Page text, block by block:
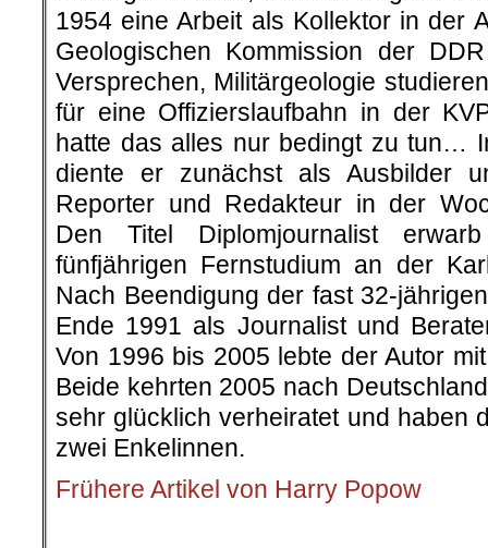
1954 eine Arbeit als Kollektor in der
Geologischen Kommission der
Versprechen, Militärgeologie
für eine Offizierslaufbahn in der
hatte das alles nur bedingt zu tun…
diente er zunächst als Ausbilder
Reporter und Redakteur in der
Den Titel Diplomjournalist
fünfjährigen Fernstudium an der
Nach Beendigung der fast 32-
Ende 1991 als Journalist und
Von 1996 bis 2005 lebte der Autor
Beide kehrten 2005 nach
sehr glücklich verheiratet und haben
zwei Enkelinnen.
Frühere Artikel von Harry Popow